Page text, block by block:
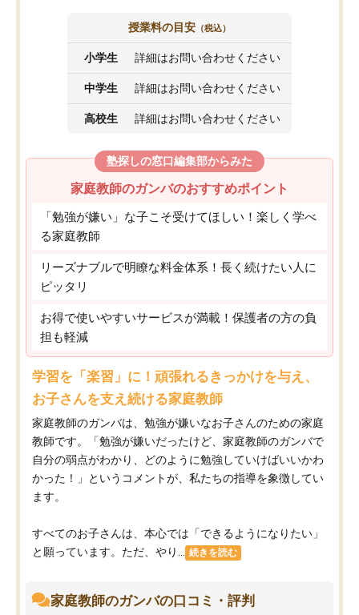
授業料の目安 （税込）
小学生 詳細はお問い合わせください
中学生 詳細はお問い合わせください
高校生 詳細はお問い合わせください
塾探しの窓口編集部からみた
家庭教師のガンバのおすすめポイント
「勉強が嫌い」な子こそ受けてほしい！楽しく学べ
る家庭教師
リーズナブルで明瞭な料金体系！長く続けたい人に
ピッタリ
お得で使いやすいサービスが満載！保護者の方の負
担も軽減
学習を「楽習」に！頑張れるきっかけを与え、
お子さんを支え続ける家庭教師
家庭教師のガンバは、勉強が嫌いなお子さんのための家庭
教師です。「勉強が嫌いだったけど、家庭教師のガンバで
自分の弱点がわかり、どのように勉強していけばいいかわ
かった！」というコメントが、私たちの指導を象徴してい
ます。
すべてのお子さんは、本心では「できるようになりたい」
と願っています。ただ、やり...
続きを読む
家庭教師のガンバの口コミ・評判